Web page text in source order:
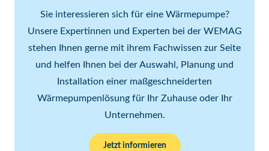
Sie interessieren sich für eine Wärmepumpe?
Unsere Expertinnen und Experten bei der WEMAG
stehen Ihnen gerne mit ihrem Fachwissen zur Seite
und helfen Ihnen bei der Auswahl, Planung und
Installation einer maßgeschneiderten
Wärmepumpenlösung für Ihr Zuhause oder Ihr
Unternehmen.
Jetzt informieren